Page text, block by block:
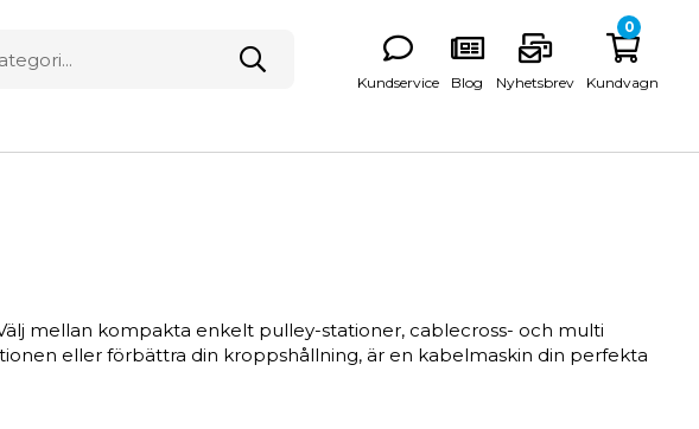
Kundservice Blog Nyhetsbrev Kundvagn
0
mellan kompakta enkelt pulley-stationer, cablecross- och multi
eller förbättra din kroppshållning, är en kabelmaskin din perfekta